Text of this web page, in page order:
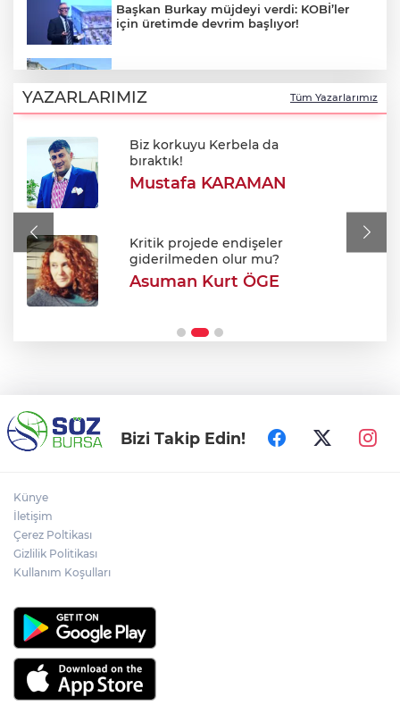
Başkan Burkay müjdeyi verdi: KOBİ’ler
için üretimde devrim başlıyor!
dolu yaz!
Alkol sonrası rahatsızlanan genç hayatını
kaybetti
Efkan Ala: "Terörsüz Türkiye süreciyle
YAZARLARIMIZ Tüm Yazarlarımız
Biz korkuyu Kerbela da
bıraktık!
Mustafa KARAMAN
Kritik projede endişeler
giderilmeden olur mu?
Asuman Kurt ÖGE
Bizi Takip Edin!
Künye
İletişim
Çerez Poltikası
Gizlilik Politikası
Kullanım Koşulları